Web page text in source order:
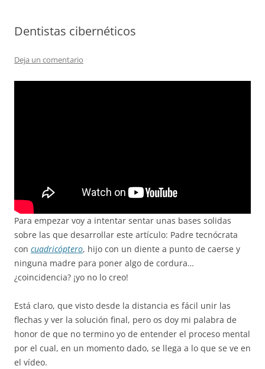
Dentistas cibernéticos
Deja un comentario
Para empezar voy a intentar sentar unas bases solidas
sobre las que desarrollar este artículo: Padre tecnócrata
con cuadricóptero, hijo con un diente a punto de caerse y
ninguna madre para poner algo de cordura…
¿coincidencia? ¡yo no lo creo!
Está claro, que visto desde la distancia es fácil unir las
flechas y ver la solución final, pero os doy mi palabra de
honor de que no termino yo de entender el proceso mental
por el cual, en un momento dado, se llega a lo que se ve en
el vídeo.